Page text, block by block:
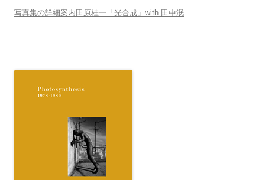
写真集の詳細案内田原桂一「光合成」with 田中泯